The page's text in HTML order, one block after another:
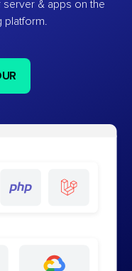
& apps on the
platform.